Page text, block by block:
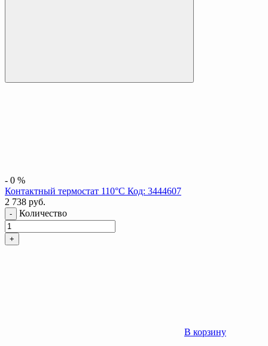
- 0 %
Контактный термостат 110°C Код: 3444607
2 738 руб.
- Количество
+
В корзину